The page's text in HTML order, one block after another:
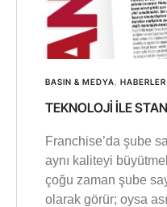
BASIN & MEDYA HABERLER
TEKNOLOJİ İLE
Franchise’da şube
aynı kaliteyi
çoğu zaman şube
olarak görür; oysa